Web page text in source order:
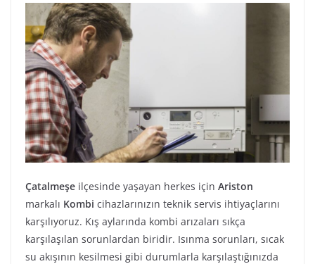
Çatalmeşe ilçesinde yaşayan herkes için Ariston
markalı Kombi cihazlarınızın teknik servis ihtiyaçlarını
karşılıyoruz. Kış aylarında kombi arızaları sıkça
karşılaşılan sorunlardan biridir. Isınma sorunları, sıcak
su akışının kesilmesi gibi durumlarla karşılaştığınızda